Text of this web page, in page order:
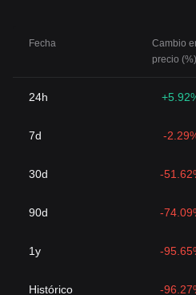
Fecha
Cambio
precio (%)
24h
7d -
30d -
90d -
1y -
Histórico -